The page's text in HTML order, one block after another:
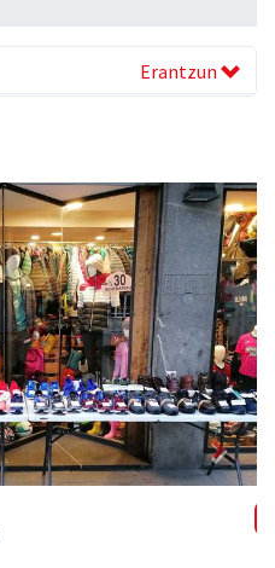
Erantzun
Next